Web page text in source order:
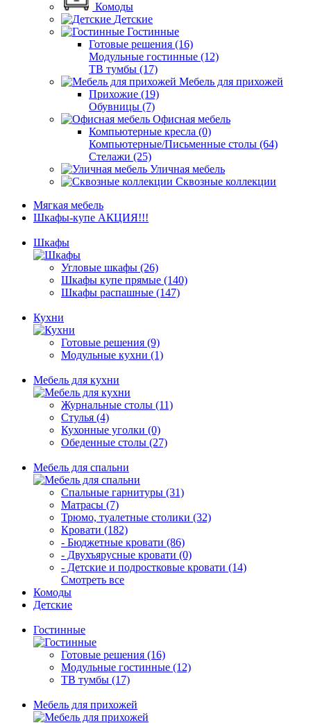
Комоды
Детские
Гостинные
Готовые решения (16)
Модульные гостинные (12)
ТВ тумбы (17)
Мебель для прихожей
Прихожие (19)
Обувницы (7)
Офисная мебель
Компьютерные кресла (0)
Компьютерные/Письменные столы (64)
Стелажи (25)
Уличная мебель
Сквозные коллекции
Мягкая мебель
Шкафы-купе АКЦИЯ!!!
Шкафы
Угловые шкафы (26)
Шкафы купе прямые (140)
Шкафы распашные (147)
Кухни
Готовые решения (9)
Модульные кухни (1)
Мебель для кухни
Журнальные столы (11)
Стулья (4)
Кухонные уголки (0)
Обеденные столы (27)
Мебель для спальни
Спальные гарнитуры (31)
Матрасы (7)
Трюмо, туалетные столики (32)
Кровати (182)
- Бюджетные кровати (86)
- Двухъярусные кровати (0)
- Детские и подростковые кровати (14)
Смотреть все
Комоды
Детские
Гостинные
Готовые решения (16)
Модульные гостинные (12)
ТВ тумбы (17)
Мебель для прихожей